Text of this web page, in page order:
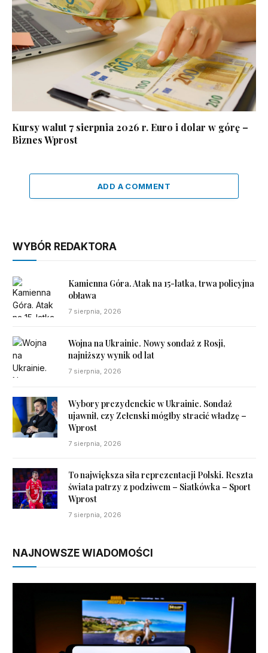
Kursy walut 7 sierpnia 2026 r. Euro i dolar w górę –
Biznes Wprost
ADD A COMMENT
WYBÓR REDAKTORA
Kamienna Góra. Atak na 15-latka, trwa policyjna
obława
7 sierpnia, 2026
Wojna na Ukrainie. Nowy sondaż z Rosji,
najniższy wynik od lat
7 sierpnia, 2026
Wybory prezydenckie w Ukrainie. Sondaż
ujawnił, czy Zełenski mógłby stracić władzę –
Wprost
7 sierpnia, 2026
To największa siła reprezentacji Polski. Reszta
świata patrzy z podziwem – Siatkówka – Sport
Wprost
7 sierpnia, 2026
NAJNOWSZE WIADOMOŚCI